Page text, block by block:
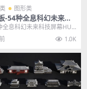
图形类
-54种全息科幻未来科
HUD元素UI动画模板
全息科幻未来科技屏幕HUD
画模板，这些高科技元素
1.0K